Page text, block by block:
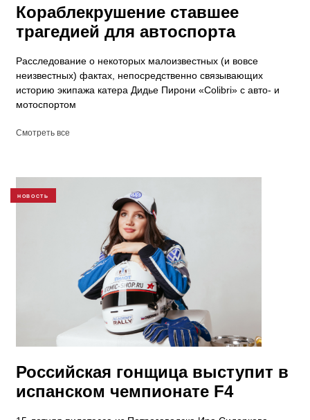
​Кораблекрушение ставшее
трагедией для автоспорта
Расследование о некоторых малоизвестных (и вовсе
неизвестных) фактах, непосредственно связывающих
историю экипажа катера Дидье Пирони «Colibri» с авто- и
мотоспортом
Смотреть все
НОВОСТЬ
Российская гонщица выступит в
испанском чемпионате F4